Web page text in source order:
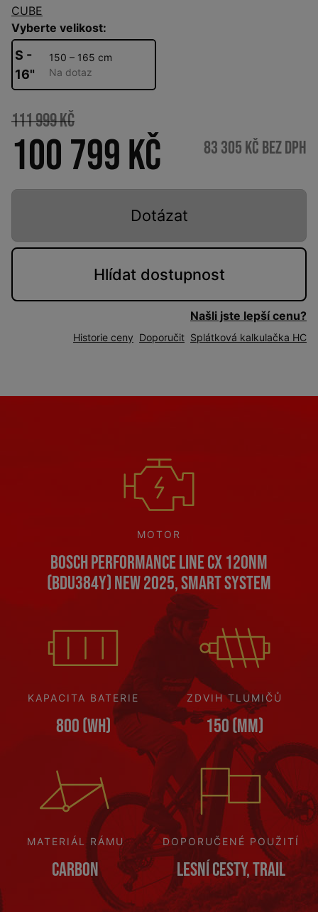
CUBE
Vyberte velikost:
S -
16"
150 – 165 cm
Na dotaz
111 999 Kč
100 799 Kč 83 305 Kč bez DPH
Dotázat
Hlídat dostupnost
Našli jste lepší cenu?
Historie ceny Doporučit Splátková kalkulačka HC
MOTOR
Bosch Performance Line CX 120Nm
(BDU384Y) NEW 2025, Smart System
KAPACITA BATERIE
800 (Wh)
ZDVIH TLUMIČŮ
150 (mm)
MATERIÁL RÁMU
Carbon
DOPORUČENÉ POUŽITÍ
Lesní cesty, Trail